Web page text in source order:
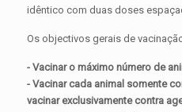
idêntico com duas doses
Os objectivos gerais de
- Vacinar o máximo número de
- Vacinar cada animal somente
vacinar exclusivamente contra